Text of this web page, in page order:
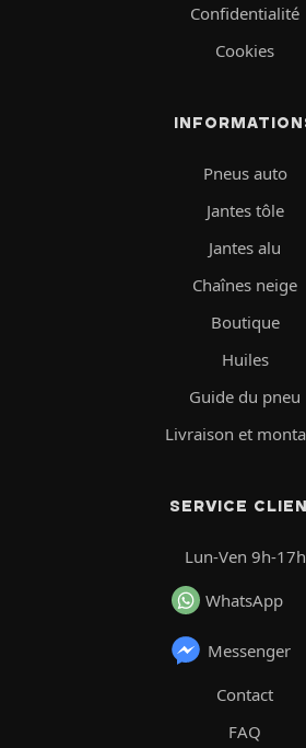
Confidentialité
Cookies
Pneus auto
Jantes tôle
Jantes alu
Chaînes neige
Boutique
Huiles
Guide du pneu
Livraison et
SERVICE
Lun-Ven 9h-17h
WhatsApp
Messenger
Contact
FAQ